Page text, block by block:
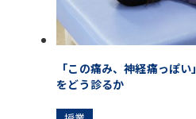
「この痛み、神経痛っぽい」
をどう診るか